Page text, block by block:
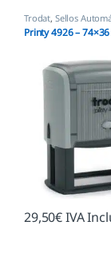
Trodat, Sellos
Printy 4926 –
29,50€IVA